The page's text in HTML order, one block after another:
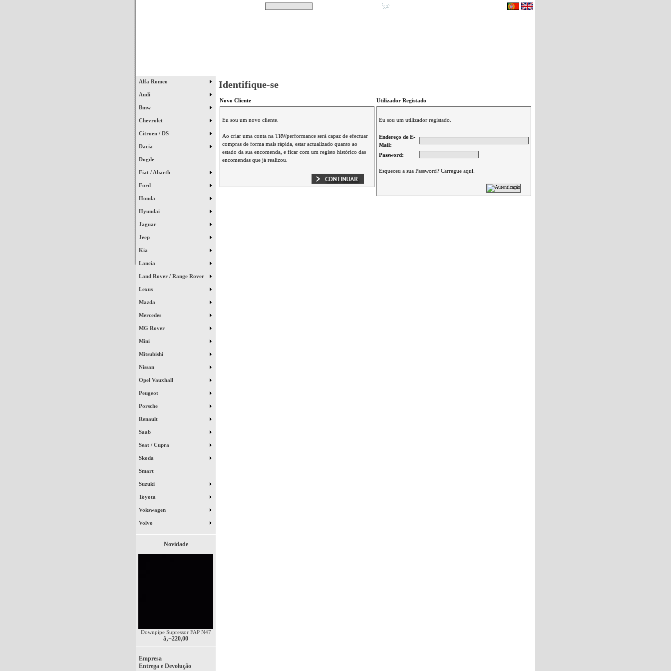
Alfa Romeo
Audi
Bmw
Chevrolet
Citroen / DS
Dacia
Dogde
Fiat / Abarth
Ford
Honda
Hyundai
Jaguar
Jeep
Kia
Lancia
Land Rover / Range Rover
Lexus
Mazda
Mercedes
MG Rover
Mini
Mitsubishi
Nissan
Opel Vauxhall
Peugeot
Porsche
Renault
Saab
Seat / Cupra
Skoda
Smart
Suzuki
Toyota
Vokswagen
Volvo
Novidade
Downpipe Supressor FAP N47
â‚¬220,00
Empresa
Entrega e Devolução
Identifique-se
Novo Cliente Utilizador Registado
Eu sou um novo cliente.
Ao criar uma conta na TRWperformance será capaz de efectuar
compras de forma mais rápida, estar actualizado quanto ao
estado da sua encomenda, e ficar com um registo histórico das
encomendas que já realizou.
Eu sou um utilizador registado.
Endereço de E-
Mail:
Password:
Esqueceu a sua Password? Carregue aqui.